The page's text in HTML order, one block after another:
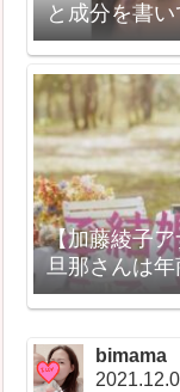
と成分を書
け止めの効果
【加藤綾子
旦那さんは
ピアの社長？
bimama